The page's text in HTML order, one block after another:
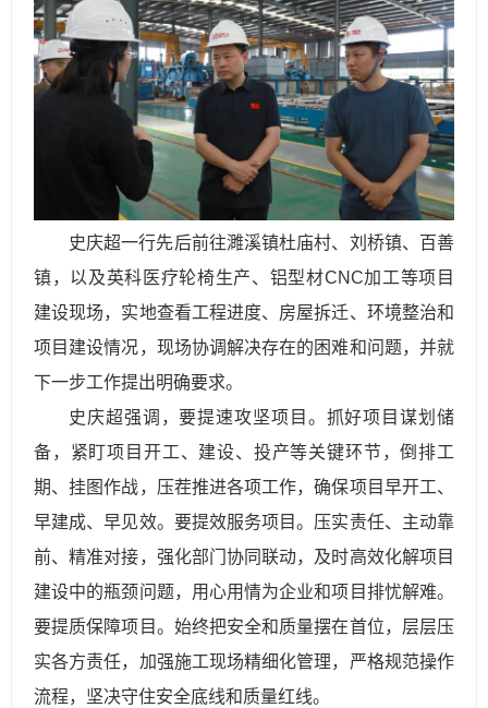
史庆超一行先后前往濉溪镇杜庙村、刘桥镇、百善
镇，以及英科医疗轮椅生产、铝型材CNC加工等项目
建设现场，实地查看工程进度、房屋拆迁、环境整治和
项目建设情况，现场协调解决存在的困难和问题，并就
下一步工作提出明确要求。
史庆超强调，要提速攻坚项目。抓好项目谋划储
备，紧盯项目开工、建设、投产等关键环节，倒排工
期、挂图作战，压茬推进各项工作，确保项目早开工、
早建成、早见效。要提效服务项目。压实责任、主动靠
前、精准对接，强化部门协同联动，及时高效化解项目
建设中的瓶颈问题，用心用情为企业和项目排忧解难。
要提质保障项目。始终把安全和质量摆在首位，层层压
实各方责任，加强施工现场精细化管理，严格规范操作
流程，坚决守住安全底线和质量红线。